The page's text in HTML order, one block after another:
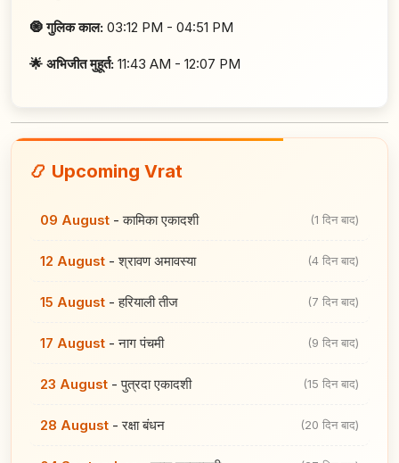
🧿 गुलिक काल: 03:12 PM - 04:51 PM
🌟 अभिजीत मुहूर्त: 11:43 AM - 12:07 PM
📿 Upcoming Vrat
09 August -कामिका एकादशी (1 दिन बाद)
12 August -श्रावण अमावस्या (4 दिन बाद)
15 August -हरियाली तीज (7 दिन बाद)
17 August -नाग पंचमी (9 दिन बाद)
23 August -पुत्रदा एकादशी (15 दिन बाद)
28 August -रक्षा बंधन (20 दिन बाद)